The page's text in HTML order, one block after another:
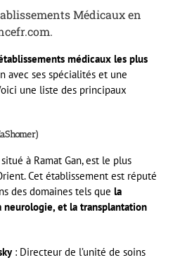
Médicaux en
médicaux les plus
avec ses spécialités et une
une liste des principaux
situé à Ramat Gan, est le plus
Cet établissement est réputé
des domaines tels que la
neurologie, et la transplantation
: Directeur de l’unité de soins